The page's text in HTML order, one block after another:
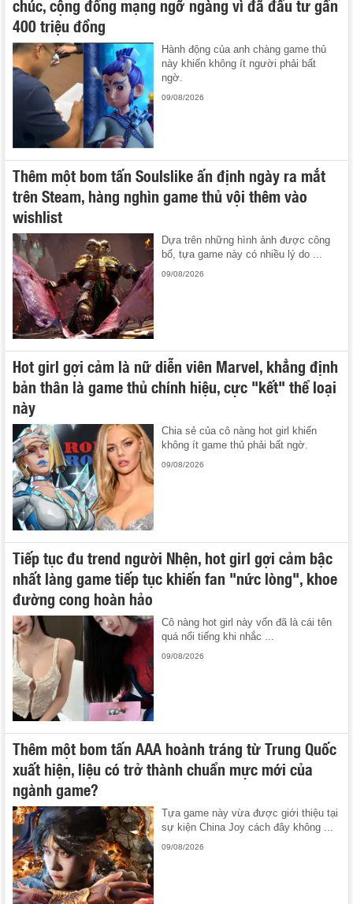
400 triệu đồng
Hành động của anh chàng game thủ
này khiến không ít người phải bất
ngờ.
09/08/2026
Thêm một bom tấn Soulslike ấn định ngày ra mắt
trên Steam, hàng nghìn game thủ vội thêm vào
wishlist
Dựa trên những hình ảnh được công
bố, tựa game này có nhiều lý do ...
09/08/2026
Hot girl gợi cảm là nữ diễn viên Marvel, khẳng định
bản thân là game thủ chính hiệu, cực "kết" thể loại
này
Chia sẻ của cô nàng hot girl khiến
không ít game thủ phải bất ngờ.
09/08/2026
Tiếp tục đu trend người Nhện, hot girl gợi cảm bậc
nhất làng game tiếp tục khiến fan "nức lòng", khoe
đường cong hoàn hảo
Cô nàng hot girl này vốn đã là cái tên
quá nổi tiếng khi nhắc ...
09/08/2026
Thêm một bom tấn AAA hoành tráng từ Trung Quốc
xuất hiện, liệu có trở thành chuẩn mực mới của
ngành game?
Tựa game này vừa được giới thiệu tại
sự kiện China Joy cách đây không ...
09/08/2026